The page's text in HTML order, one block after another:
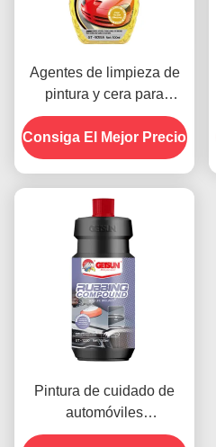
Agentes de limpieza de
pintura y cera para
cuidado de automóviles
de Carnauba 500 ml
OEM
Consiga El Mejor Precio
Pintura de cuidado de
automóviles
personalizada para